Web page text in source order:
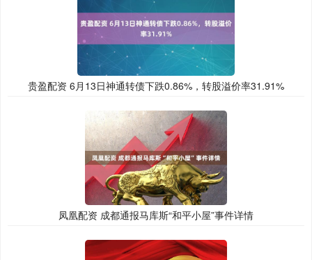
贵盈配资 6月13日神通转债下跌0.86%，转股溢价率31.91%
凤凰配资 成都通报马库斯“和平小屋”事件详情